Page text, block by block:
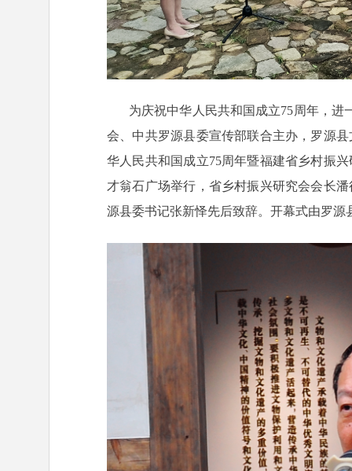
为庆祝中华人民共和国成立75周年，进
会、中共罗源县委宣传部联合主办，罗源
华人民共和国成立75周年暨福建省乡村振
才翁石广场举行，省乡村振兴研究会会长
源县委书记张新怿先后致辞。开幕式由罗